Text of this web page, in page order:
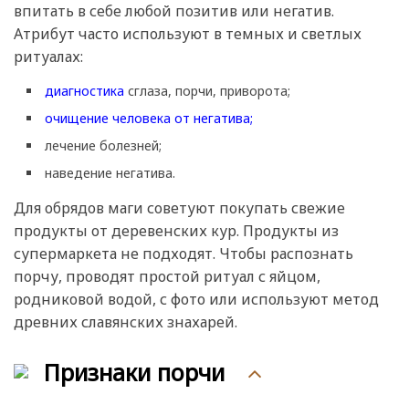
впитать в себе любой позитив или негатив.
Атрибут часто используют в темных и светлых
ритуалах:
диагностика сглаза, порчи, приворота;
очищение человека от негатива;
лечение болезней;
наведение негатива.
Для обрядов маги советуют покупать свежие
продукты от деревенских кур. Продукты из
супермаркета не подходят. Чтобы распознать
порчу, проводят простой ритуал с яйцом,
родниковой водой, с фото или используют метод
древних славянских знахарей.
Признаки порчи